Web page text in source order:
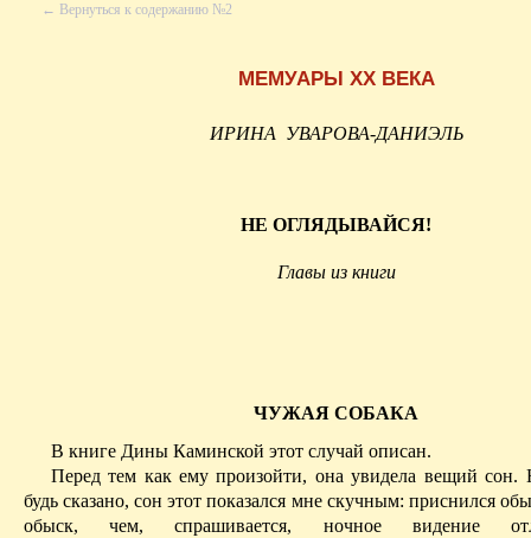
← Вернуться к содержанию №2
МЕМУАРЫ XX ВЕКА
ИРИНА УВАРОВА-ДАНИЭЛЬ
НЕ ОГЛЯДЫВАЙСЯ!
Главы из книги
ЧУЖАЯ СОБАКА
В книге Дины Каминской этот случай описан.
Перед тем как ему произойти, она увидела вещий сон.
будь сказано, сон этот показался мне скучным: приснился
обыск, чем, спрашивается, ночное видение